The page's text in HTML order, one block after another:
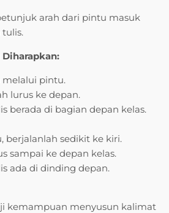
arah dari pintu masuk
melalui pintu.
lurus ke depan.
berada di bagian depan kelas.
berjalanlah sedikit ke kiri.
sampai ke depan kelas.
ada di dinding depan.
kemampuan menyusun kalimat